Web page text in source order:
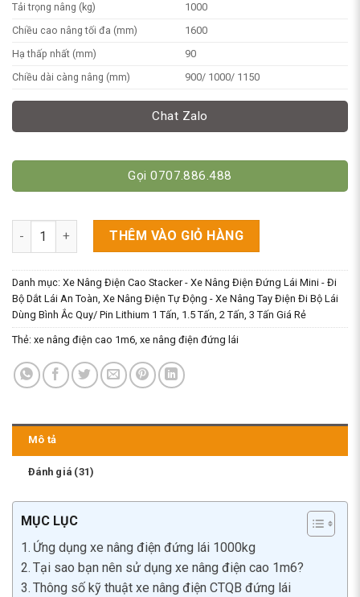
Tải trọng nâng (kg)
1000
Chiều cao nâng tối đa (mm)
1600
Hạ thấp nhất (mm)
90
Chiều dài càng nâng (mm)
900/ 1000/ 1150
Chat Zalo
Gọi 0707.886.488
Xe Nâng Điện Đứng Lái Cao 1m6 Tải 1 Tấn số lượng
THÊM VÀO GIỎ HÀNG
Danh mục: Xe Nâng Điện Cao Stacker - Xe Nâng Điện Đứng Lái Mini - Đi
Bộ Dắt Lái An Toàn Xe Nâng Điện Tự Động - Xe Nâng Tay Điện Đi Bộ Lái
Dùng Bình Ắc Quy/ Pin Lithium 1 Tấn, 1.5 Tấn, 2 Tấn, 3 Tấn Giá Rẻ
Thẻ: xe nâng điện cao 1m6 xe nâng điện đứng lái
Mô tả
Đánh giá (31)
MỤC LỤC
Ứng dụng xe nâng điện đứng lái 1000kg
Tại sao bạn nên sử dụng xe nâng điện cao 1m6?
Thông số kỹ thuật xe nâng điện CTQB đứng lái